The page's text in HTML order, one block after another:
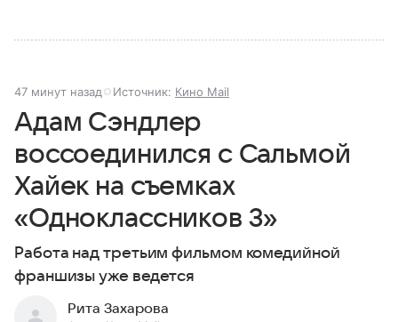
47 минут назад Источник: Кино Mail
Адам Сэндлер
воссоединился с Сальмой
Хайек на съемках
«Одноклассников 3»
Работа над третьим фильмом комедийной
франшизы уже ведется
Рита Захарова